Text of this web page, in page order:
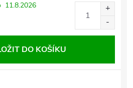
11.8.2026
DO KOŠÍKU